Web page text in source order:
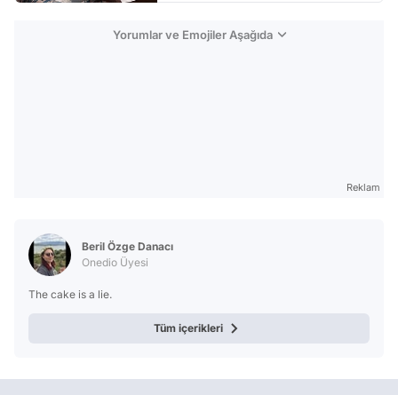
Yorumlar ve Emojiler Aşağıda
Reklam
Beril Özge Danacı
Onedio Üyesi
The cake is a lie.
Tüm içerikleri